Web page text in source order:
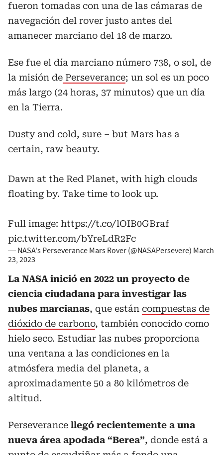
fueron tomadas con una de las cámaras de
navegación del rover justo antes del
amanecer marciano del 18 de marzo.
Ese fue el día marciano número 738, o sol, de
la misión de Perseverance; un sol es un poco
más largo (24 horas, 37 minutos) que un día
en la Tierra.
Dusty and cold, sure – but Mars has a
certain, raw beauty.
Dawn at the Red Planet, with high clouds
floating by. Take time to look up.
Full image: https://t.co/lOIB0GBraf
pic.twitter.com/bYreLdR2Fc
— NASA's Perseverance Mars Rover (@NASAPersevere) March
23, 2023
La NASA inició en 2022 un proyecto de
ciencia ciudadana para investigar las
nubes marcianas, que están compuestas de
dióxido de carbono, también conocido como
hielo seco. Estudiar las nubes proporciona
una ventana a las condiciones en la
atmósfera media del planeta, a
aproximadamente 50 a 80 kilómetros de
altitud.
Perseverance llegó recientemente a una
nueva área apodada “Berea”, donde está a